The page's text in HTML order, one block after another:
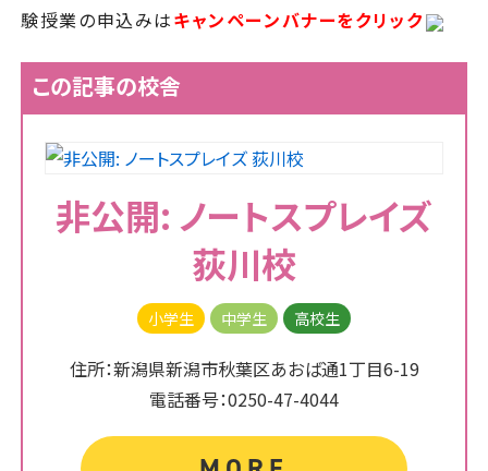
験授業の申込みはキャンペーンバナーをクリック
この記事の校舎
非公開: ノートスプレイズ
荻川校
小学生 中学生 高校生
住所：新潟県新潟市秋葉区あおば通1丁目6-19
電話番号：0250-47-4044